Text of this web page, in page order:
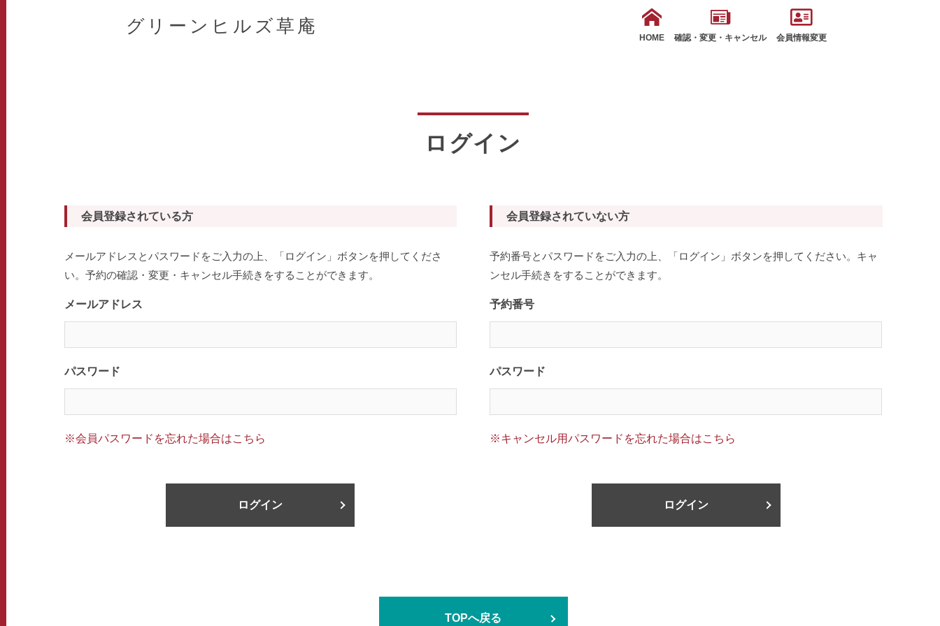
グリーンヒルズ草庵
HOME 確認・変更・キャンセル 会員情報変更
ログイン
会員登録されている方
メールアドレスとパスワードをご入力の上、「ログイン」ボタンを押してくださ
い。予約の確認・変更・キャンセル手続きをすることができます。
メールアドレス
パスワード
※会員パスワードを忘れた場合はこちら
ログイン
会員登録されていない方
予約番号とパスワードをご入力の上、「ログイン」ボタンを押してください。キャ
ンセル手続きをすることができます。
予約番号
パスワード
※キャンセル用パスワードを忘れた場合はこちら
ログイン
TOPへ戻る